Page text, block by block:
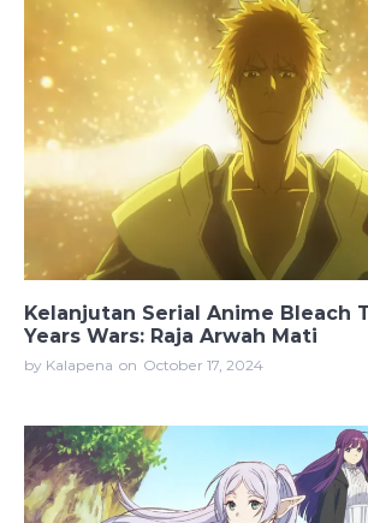
Kelanjutan Serial Anime Bleach
Years Wars: Raja Arwah Mati
by Kalapena on October 17, 2024